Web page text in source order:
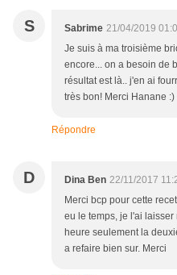
S Sabrime 21/04/2019
Je suis à ma troisième
encore... on a besoin de
résultat est là.. j'en ai
très bon! Merci Hanane :)
Répondre
D Dina Ben 22/11/2017
Merci bcp pour cette
eu le temps, je l'ai
heure seulement la
a refaire bien sur. Merci